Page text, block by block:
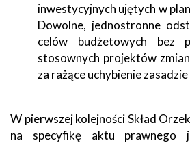
inwestycyjnych ujętych w
Dowolne, jednostronne
celów budżetowych bez
stosownych projektów
za rażące uchybienie zasadzie
W pierwszej kolejności Skład
na specyfikę aktu prawnego